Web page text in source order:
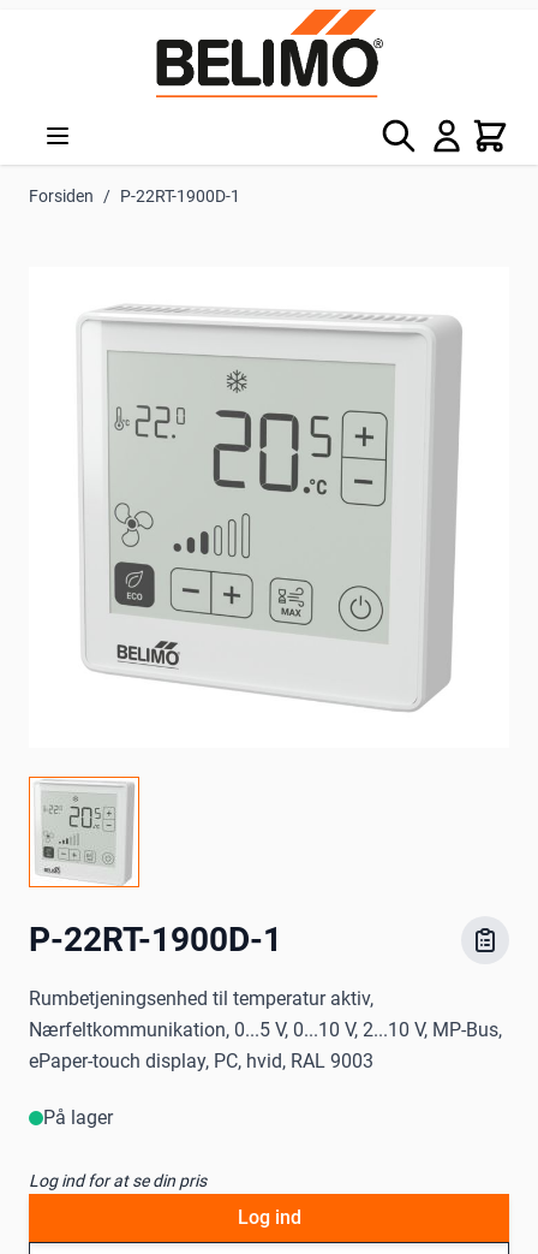
Søg Kurv
Forsiden / P-22RT-1900D-1
P-22RT-1900D-1
Rumbetjeningsenhed til temperatur aktiv,
Nærfeltkommunikation, 0...5 V, 0...10 V, 2...10 V, MP-Bus,
ePaper-touch display, PC, hvid, RAL 9003
På lager
Log ind for at se din pris
Log ind